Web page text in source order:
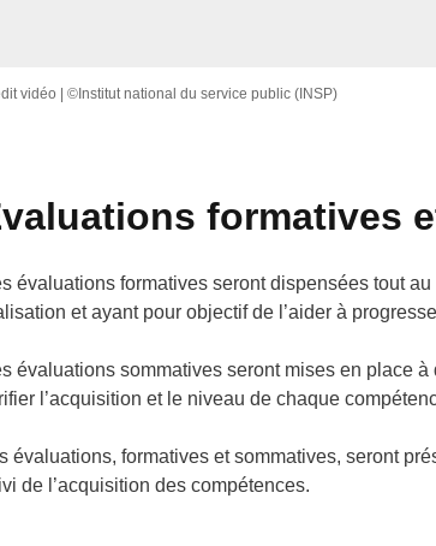
vidéo | ©Institut national du service public (INSP)
formatives
évaluations formatives seront dispensées tout
et ayant pour objectif de l’aider à
évaluations sommatives seront mises en place
l’acquisition et le niveau de chaque
évaluations, formatives et sommatives, seront
de l’acquisition des compétences.